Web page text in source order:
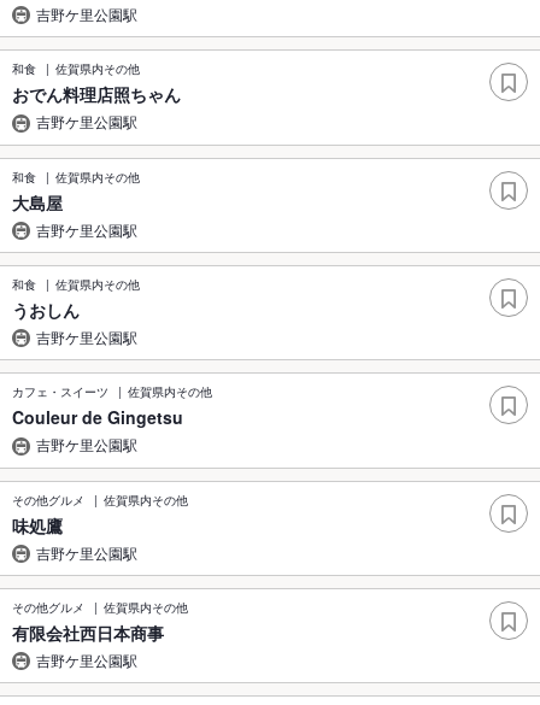
吉野ケ里公園駅
和食 佐賀県内その他
おでん料理店照ちゃん
吉野ケ里公園駅
和食 佐賀県内その他
大島屋
吉野ケ里公園駅
和食 佐賀県内その他
うおしん
吉野ケ里公園駅
カフェ・スイーツ 佐賀県内その他
Couleur de Gingetsu
吉野ケ里公園駅
その他グルメ 佐賀県内その他
味処鷹
吉野ケ里公園駅
その他グルメ 佐賀県内その他
有限会社西日本商事
吉野ケ里公園駅